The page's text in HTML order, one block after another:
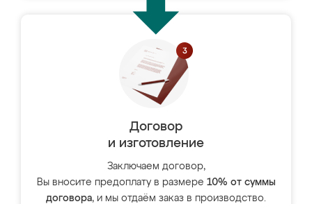
Договор
и изготовление
Заключаем договор,
Вы вносите предоплату в размере 10% от суммы
договора, и мы отдаём заказ в производство.